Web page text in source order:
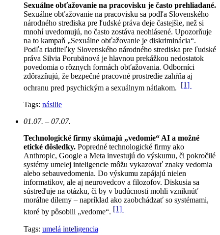
Sexuálne obťažovanie na pracovisku je často prehliadané.
Sexuálne obťažovanie na pracovisku sa podľa Slovenského
národného strediska pre ľudské práva deje častejšie, než si
mnohí uvedomujú, no často zostáva neohlásené. Upozorňuje
na to kampaň „Sexuálne obťažovanie je diskriminácia“.
Podľa riaditeľky Slovenského národného strediska pre ľudské
práva Silvia Porubänová je hlavnou prekážkou nedostatok
povedomia o rôznych formách obťažovania. Odborníci
zdôrazňujú, že bezpečné pracovné prostredie zahŕňa aj
ochranu pred psychickým a sexuálnym nátlakom. [1]
Tags: násilie
01.07. – 07.07.
Technologické firmy skúmajú „vedomie“ AI a možné
etické dôsledky. Popredné technologické firmy ako
Anthropic, Google a Meta investujú do výskumu, či pokročilé
systémy umelej inteligencie môžu vykazovať znaky vedomia
alebo sebauvedomenia. Do výskumu zapájajú nielen
informatikov, ale aj neurovedcov a filozofov. Diskusia sa
sústreďuje na otázku, či by v budúcnosti mohli vzniknúť
morálne dilemy – napríklad ako zaobchádzať so systémami,
ktoré by pôsobili „vedome“. [1]
Tags: umelá inteligencia